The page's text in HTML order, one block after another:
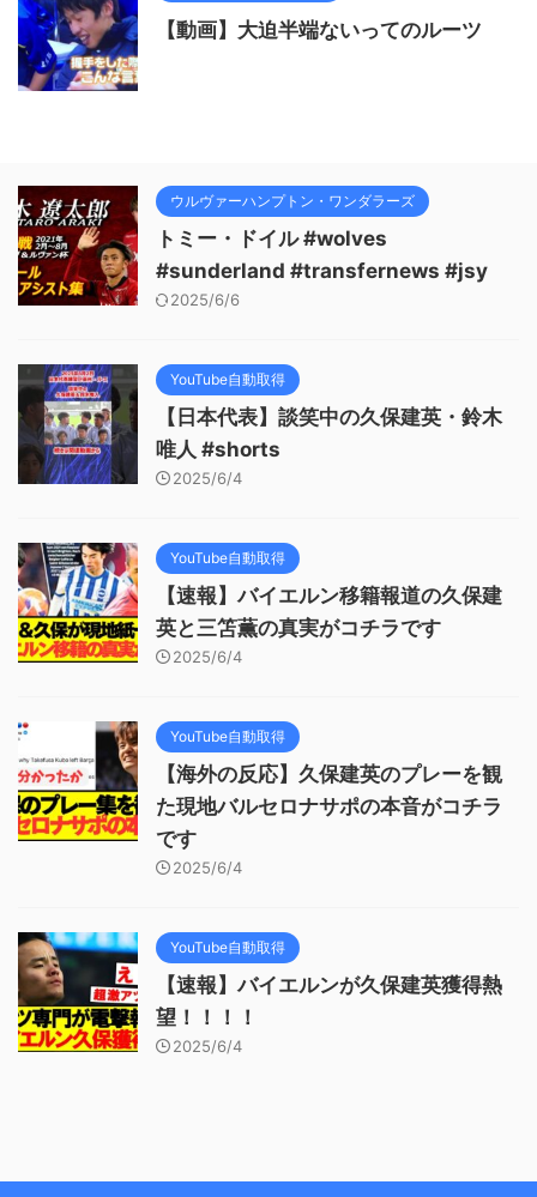
【動画】大迫半端ないってのルーツ
ウルヴァーハンプトン・ワンダラーズ
トミー・ドイル #wolves
#sunderland #transfernews #jsy
2025/6/6
YouTube自動取得
【日本代表】談笑中の久保建英・鈴木
唯人 #shorts
2025/6/4
YouTube自動取得
【速報】バイエルン移籍報道の久保建
英と三笘薫の真実がコチラです
2025/6/4
YouTube自動取得
【海外の反応】久保建英のプレーを観
た現地バルセロナサポの本音がコチラ
です
2025/6/4
YouTube自動取得
【速報】バイエルンが久保建英獲得熱
望！！！！
2025/6/4